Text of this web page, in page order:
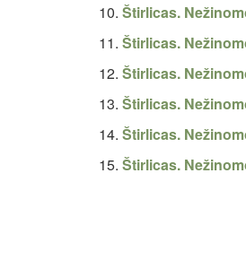
Štirlicas.
Štirlicas.
Štirlicas.
Štirlicas.
Štirlicas.
Štirlicas.